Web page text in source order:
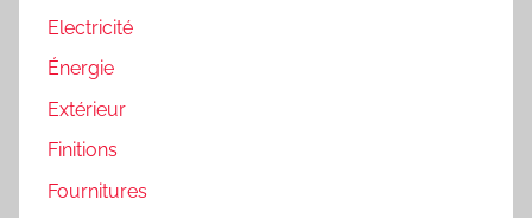
Electricité
Énergie
Extérieur
Finitions
Fournitures